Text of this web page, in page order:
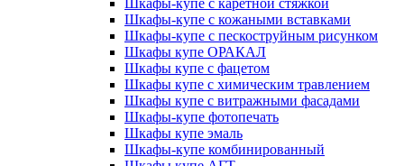
Шкафы-купе с каретной стяжкой
Шкафы-купе с кожаными вставками
Шкафы-купе с пескоструйным рисунком
Шкафы купе ОРАКАЛ
Шкафы купе с фацетом
Шкафы купе с химическим травлением
Шкафы купе с витражными фасадами
Шкафы-купе фотопечать
Шкафы купе эмаль
Шкафы-купе комбинированный